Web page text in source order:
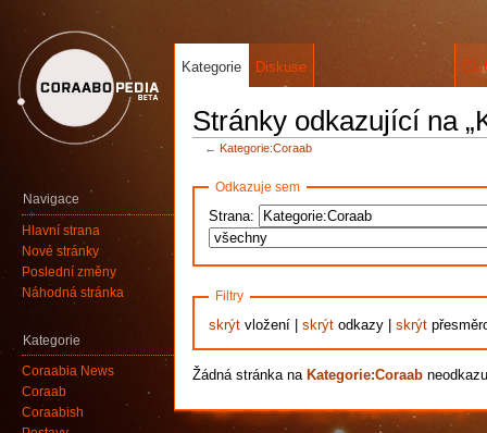
Stránky odkazující na
← Kategorie:Coraab
Odkazuje sem
Strana:
Filtry
skrýtvložení | skrýtodkazy | skrýt
Žádná stránka na Kategorie:Coraab
Kategorie Diskuse
Navigace
Hlavní strana
Nové stránky
Poslední změny
Náhodná stránka
Kategorie
Coraabia News
Coraab
Coraabish